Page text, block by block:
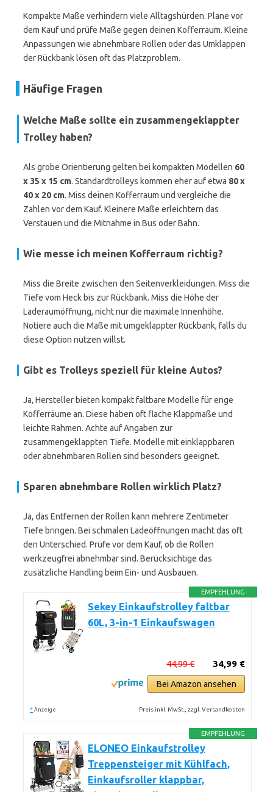
Kompakte Maße verhindern viele Alltagshürden. Plane vor
dem Kauf und prüfe Maße gegen deinen Kofferraum. Kleine
Anpassungen wie abnehmbare Rollen oder das Umklappen
der Rückbank lösen oft das Platzproblem.
Häufige Fragen
Welche Maße sollte ein zusammengeklappter
Trolley haben?
Als grobe Orientierung gelten bei kompakten Modellen 60
x 35 x 15 cm. Standardtrolleys kommen eher auf etwa 80 x
40 x 20 cm. Miss deinen Kofferraum und vergleiche die
Zahlen vor dem Kauf. Kleinere Maße erleichtern das
Verstauen und die Mitnahme in Bus oder Bahn.
Wie messe ich meinen Kofferraum richtig?
Miss die Breite zwischen den Seitenverkleidungen. Miss die
Tiefe vom Heck bis zur Rückbank. Miss die Höhe der
Laderaumöffnung, nicht nur die maximale Innenhöhe.
Notiere auch die Maße mit umgeklappter Rückbank, falls du
diese Option nutzen willst.
Gibt es Trolleys speziell für kleine Autos?
Ja, Hersteller bieten kompakt faltbare Modelle für enge
Kofferräume an. Diese haben oft flache Klappmaße und
leichte Rahmen. Achte auf Angaben zur
zusammengeklappten Tiefe. Modelle mit einklappbaren
oder abnehmbaren Rollen sind besonders geeignet.
Sparen abnehmbare Rollen wirklich Platz?
Ja, das Entfernen der Rollen kann mehrere Zentimeter
Tiefe bringen. Bei schmalen Ladeöffnungen macht das oft
den Unterschied. Prüfe vor dem Kauf, ob die Rollen
werkzeugfrei abnehmbar sind. Berücksichtige das
zusätzliche Handling beim Ein- und Ausbauen.
EMPFEHLUNG
Sekey Einkaufstrolley faltbar
60L, 3-in-1 Einkaufswagen
34,99 €
44,99 €
Bei Amazon ansehen
* Anzeige Preis inkl. MwSt., zzgl. Versandkosten
EMPFEHLUNG
ELONEO Einkaufstrolley
Treppensteiger mit Kühlfach,
Einkaufsroller klappbar,